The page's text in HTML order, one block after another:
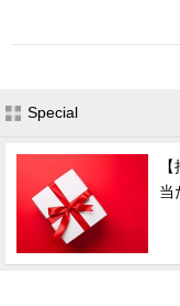
Special
当